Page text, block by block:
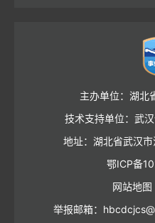
主办单位：湖北
技术支持单位：武
地址：湖北省武汉
鄂ICP备
网站地图
举报邮箱：